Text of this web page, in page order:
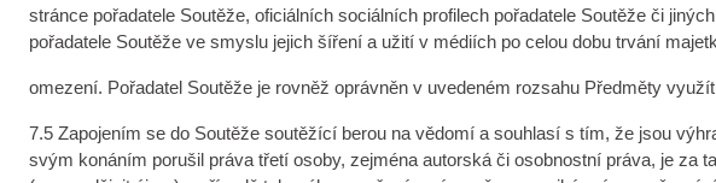
stránce pořadatele Soutěže, oficiálních sociálních profilech pořadatele Soutěže či
pořadatele Soutěže ve smyslu jejich šíření a užití v médiích po celou dobu trvání
omezení. Pořadatel Soutěže je rovněž oprávněn v uvedeném rozsahu Předměty
7.5 Zapojením se do Soutěže soutěžící berou na vědomí a souhlasí s tím, že jsou
svým konáním porušil práva třetí osoby, zejména autorská či osobnostní práva, je za